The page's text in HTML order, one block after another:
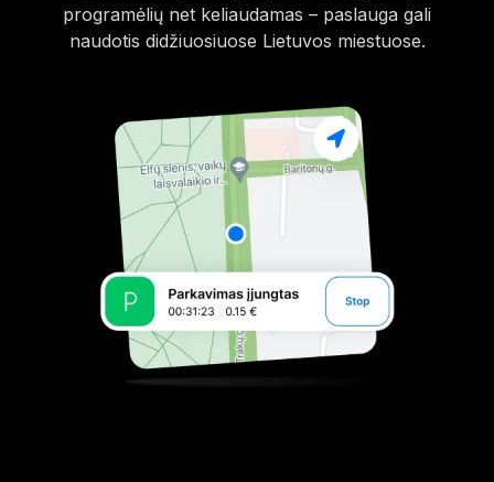
programėlių net keliaudamas – paslauga gali
naudotis didžiuosiuose Lietuvos miestuose.